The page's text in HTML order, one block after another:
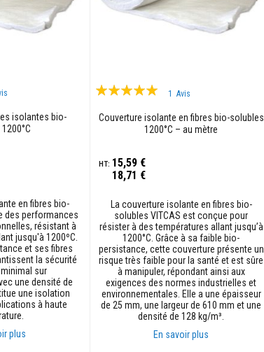
isolantes bio-
en fibres bio-
des performances
résistant à
jusqu'à 1200ºC.
et ses fibres
la sécurité
sur
une densité de
une isolation
à haute
plus
Évaluation:
1 Avis
Couverture isolante en fibres bio-solubles
1200°C – au mètre
18,71 €
15,59 €
La couverture isolante en fibres bio-
solubles VITCAS est conçue pour
résister à des températures allant jusqu’à
1200°C. Grâce à sa faible bio-
persistance, cette couverture présente un
risque très faible pour la santé et est sûre
à manipuler, répondant ainsi aux
exigences des normes industrielles et
environnementales. Elle a une épaisseur
de 25 mm, une largeur de 610 mm et une
densité de 128 kg/m³.
En savoir plus